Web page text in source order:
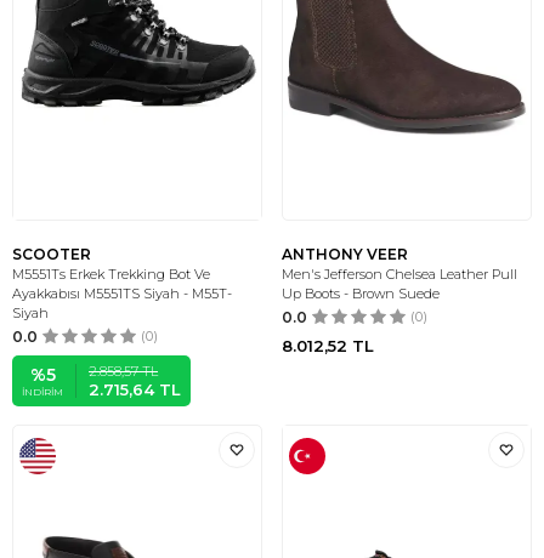
SCOOTER
M5551Ts Erkek Trekking Bot Ve
Ayakkabısı M5551TS Siyah - M55T-
Siyah
0.0 (0)
%5
İNDIRIM
2.858,57TL
2.715,64TL
ANTHONY VEER
Men's Jefferson Chelsea Leather Pull
Up Boots - Brown Suede
0.0 (0)
8.012,52 TL